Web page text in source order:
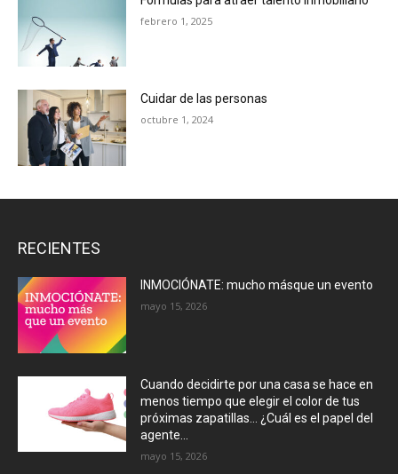
febrero 1, 2025
Cuidar de las personas
octubre 1, 2024
RECIENTES
INMOCIÓNATE: mucho másque un evento
mayo 15, 2026
Cuando decidirte por una casa se hace en
menos tiempo que elegir el color de tus
próximas zapatillas… ¿Cuál es el papel del
agente...
mayo 15, 2026